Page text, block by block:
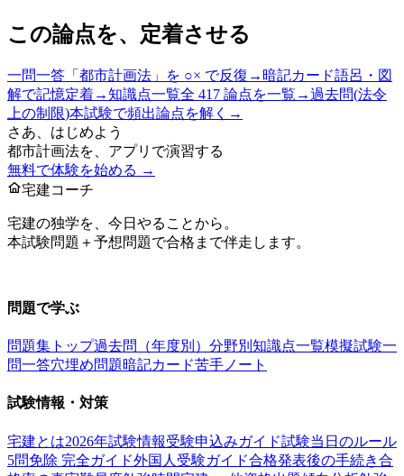
この論点を、定着させる
一問一答 「 都市計画法 」を ○× で反復 → 暗記カード語呂・図
解で記憶定着→知識点一覧全 417 論点を一覧 →過去問(法令
上の制限)本試験で頻出論点を解く →
さあ、はじめよう
都市計画法を、アプリで演習する
無料で体験を始める →
宅建コーチ
宅建の独学を、今日やることから。
本試験問題＋予想問題で合格まで伴走します。
問題で学ぶ
問題集トップ過去問（年度別） 分野別 知識点一覧模擬試験一
問一答穴埋め問題暗記カード苦手ノート
試験情報・対策
宅建とは2026年試験情報受験申込みガイド試験当日のルール
5問免除 完全ガイド外国人受験ガイド合格発表後の手続き合